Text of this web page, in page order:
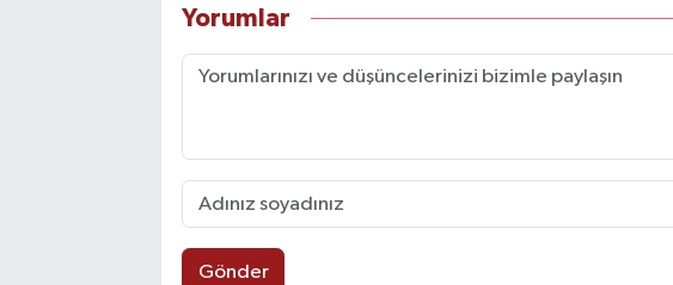
Yorumlar
Gönder